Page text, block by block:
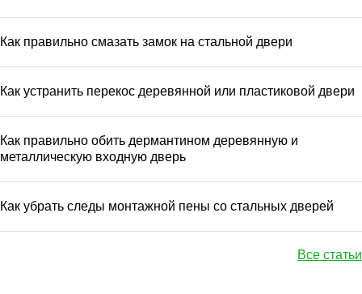
Как правильно смазать замок на стальной двери
Как устранить перекос деревянной или пластиковой двери
Как правильно обить дермантином деревянную и
металлическую входную дверь
Как убрать следы монтажной пены со стальных дверей
Все статьи